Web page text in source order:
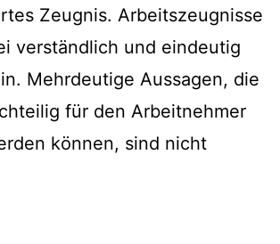
Zeugnis. Arbeitszeugnisse
verständlich und eindeutig
Mehrdeutige Aussagen, die
für den Arbeitnehmer
können, sind nicht